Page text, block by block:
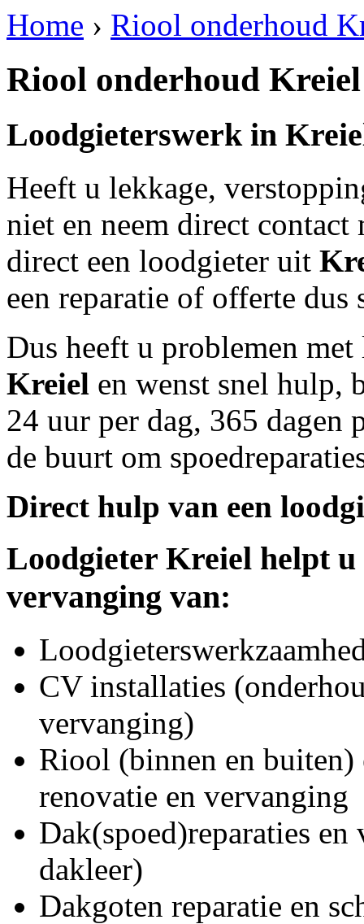
Home › Riool onderhoud
Riool onderhoud Kreiel
Loodgieterswerk in
Heeft u lekkage,
niet en neem direct
direct een loodgieter uit
een reparatie of offerte
Dus heeft u problemen
Kreiel en wenst snel hulp,
24 uur per dag, 365 dagen
de buurt om
Direct hulp van een
Loodgieter Kreiel helpt u
vervanging van:
CV installaties
vervanging)
Riool (binnen en buiten)
renovatie en vervanging
Dak(spoed)reparaties
dakleer)
Dakgoten reparatie en